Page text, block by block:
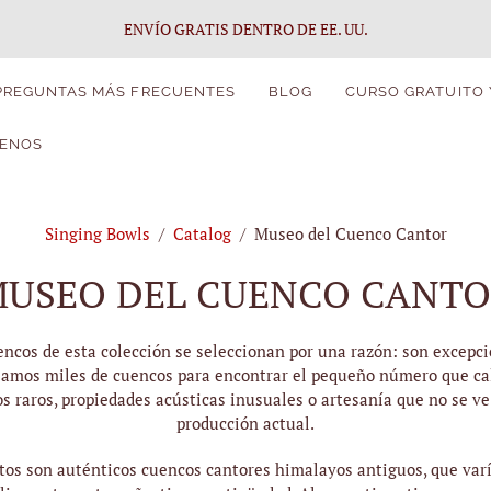
ENVÍO GRATIS DENTRO DE EE. UU.
MÁS FRECUENTES BLOG CURSO GRATUITO
Portal gratuito
matriculados en
cursos
Singing Bowls / Catalog / Museo del Cuenco Cantor
DEL CUENCO
de esta colección se seleccionan por una razón: son
miles de cuencos para encontrar el pequeño número que
raros, propiedades acústicas inusuales o artesanía que no se
producción actual.
son auténticos cuencos cantores himalayos antiguos, que